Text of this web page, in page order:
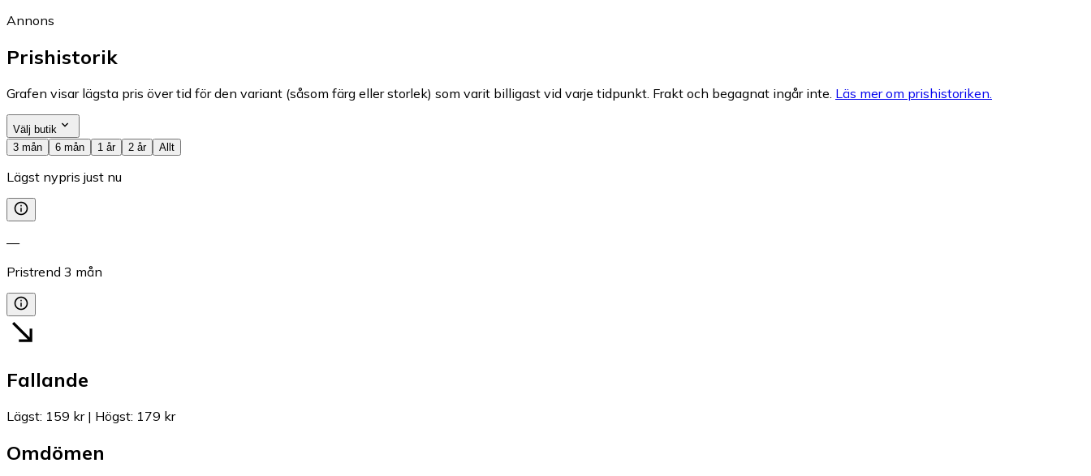
Annons
Prishistorik
Grafen visar lägsta pris över tid för den variant (såsom färg eller storlek) som varit billigast vid varje tidpunkt. Frakt och begagnat ingår inte. Läs mer om prishistoriken.
Välj butik
3 mån
6 mån 1 år 2 år Allt
Lägst nypris just nu
—
Pristrend 3 mån
Fallande
Lägst: 159 kr| Högst: 179 kr
Omdömen